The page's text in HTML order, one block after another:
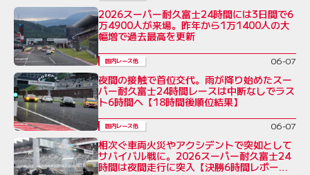
2026スーパー耐久富士24時間には3日間で6
万4900人が来場。昨年から1万1400人の大
幅増で過去最高を更新
国内レース他 06-07
夜間の接触で首位交代。雨が降り始めたスー
パー耐久富士24時間レースは中断なしでラス
ト6時間へ【18時間後順位結果】
国内レース他 06-07
相次ぐ車両火災やアクシデントで突如として
サバイバル戦に。2026スーパー耐久富士24
時間は夜間走行に突入【決勝6時間レポー